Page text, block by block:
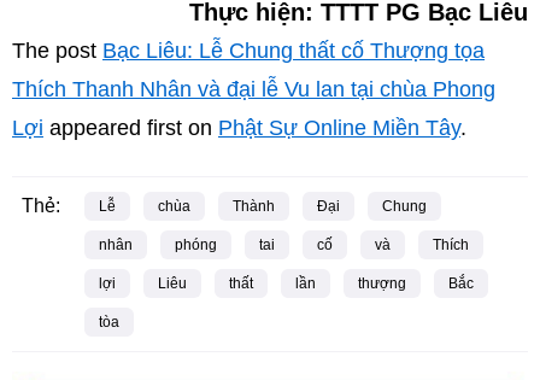
Thực hiện: TTTT PG Bạc Liêu
The post Bạc Liêu: Lễ Chung thất cố Thượng tọa
Thích Thanh Nhân và đại lễ Vu lan tại chùa Phong
Lợi appeared first on Phật Sự Online Miền Tây.
Thẻ: Lễ chùa Thành Đại Chung
nhân phóng tai cố và Thích
lợi Liêu thất lần thượng Bắc
tòa